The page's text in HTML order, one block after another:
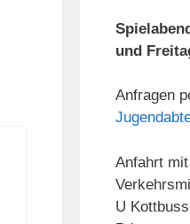
und
Anfragen
Anfahrt
U